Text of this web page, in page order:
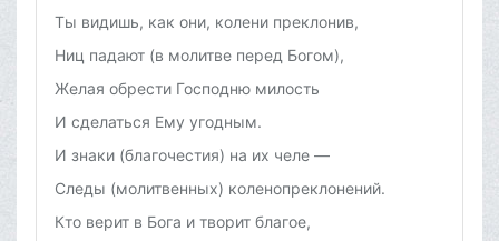
Ты видишь, как они, колени преклонив,
Ниц падают (в молитве перед Богом),
Желая обрести Господню милость
И сделаться Ему угодным.
И знаки (благочестия) на их челе —
Следы (молитвенных) коленопреклонений.
Кто верит в Бога и творит благое,